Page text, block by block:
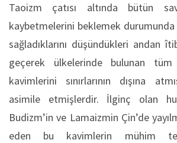
Taoizm çatısı altında bütün
kaybetmelerini beklemek durumunda
sağladıklarını düşündükleri andan
geçerek ülkelerinde bulunan
kavimlerini sınırlarının dışına
asimile etmişlerdir. İlginç olan
Budizm’in ve Lamaizmin Çin’de
eden bu kavimlerin mühim